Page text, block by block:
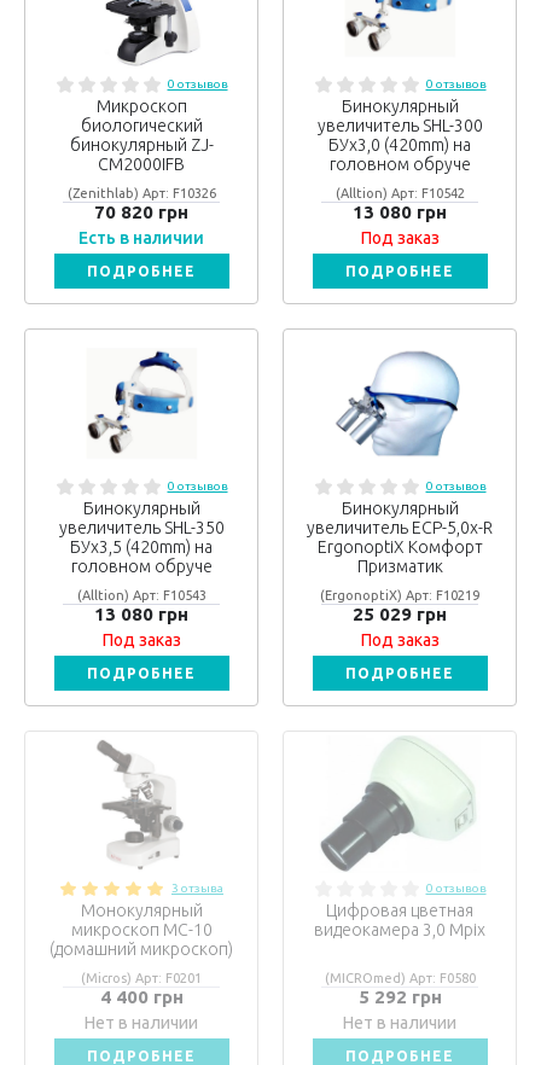
0 отзывов
Микроскоп
биологический
бинокулярный ZJ-
CM2000IFB
(Zenithlab) Арт: F10326
70 820 грн
Есть в наличии
ПОДРОБНЕЕ
0 отзывов
Бинокулярный
увеличитель SHL-300
БУх3,0 (420mm) на
головном обруче
(Alltion) Арт: F10542
13 080 грн
Под заказ
ПОДРОБНЕЕ
0 отзывов
Бинокулярный
увеличитель SHL-350
БУх3,5 (420mm) на
головном обруче
(Alltion) Арт: F10543
13 080 грн
Под заказ
ПОДРОБНЕЕ
0 отзывов
Бинокулярный
увеличитель ECP-5,0x-R
ErgonoptiX Комфорт
Призматик
(ErgonoptiX) Арт: F10219
25 029 грн
Под заказ
ПОДРОБНЕЕ
3 отзыва
Монокулярный
микроскоп MC-10
(домашний микроскоп)
(Micros) Арт: F0201
4 400 грн
Нет в наличии
ПОДРОБНЕЕ
0 отзывов
Цифровая цветная
видеокамера 3,0 Mpix
(MICROmed) Арт: F0580
5 292 грн
Нет в наличии
ПОДРОБНЕЕ